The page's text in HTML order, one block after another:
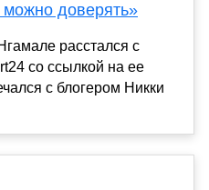
можно доверять»
расстался с
со ссылкой на ее
с блогером Никки